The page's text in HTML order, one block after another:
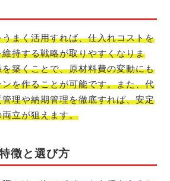
まく活用すれば、仕入れコストを
持する戦略が取りやすくなりま
築くことで、原材料費の変動にも
を作ることが可能です。また、代
理や納期管理を徹底すれば、安定
立が狙えます。
徴と選び方